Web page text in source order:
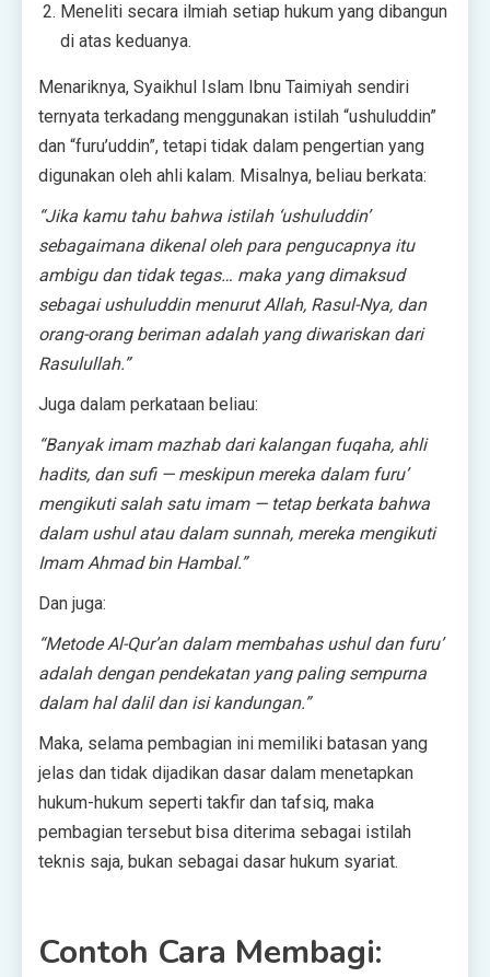
Meneliti secara ilmiah setiap hukum yang dibangun
di atas keduanya.
Menariknya, Syaikhul Islam Ibnu Taimiyah sendiri
ternyata terkadang menggunakan istilah “ushuluddin”
dan “furu’uddin”, tetapi tidak dalam pengertian yang
digunakan oleh ahli kalam. Misalnya, beliau berkata:
“Jika kamu tahu bahwa istilah ‘ushuluddin’
sebagaimana dikenal oleh para pengucapnya itu
ambigu dan tidak tegas… maka yang dimaksud
sebagai ushuluddin menurut Allah, Rasul-Nya, dan
orang-orang beriman adalah yang diwariskan dari
Rasulullah.”
Juga dalam perkataan beliau:
“Banyak imam mazhab dari kalangan fuqaha, ahli
hadits, dan sufi — meskipun mereka dalam furu’
mengikuti salah satu imam — tetap berkata bahwa
dalam ushul atau dalam sunnah, mereka mengikuti
Imam Ahmad bin Hambal.”
Dan juga:
“Metode Al-Qur’an dalam membahas ushul dan furu’
adalah dengan pendekatan yang paling sempurna
dalam hal dalil dan isi kandungan.”
Maka, selama pembagian ini memiliki batasan yang
jelas dan tidak dijadikan dasar dalam menetapkan
hukum-hukum seperti takfir dan tafsiq, maka
pembagian tersebut bisa diterima sebagai istilah
teknis saja, bukan sebagai dasar hukum syariat.
Contoh Cara Membagi: